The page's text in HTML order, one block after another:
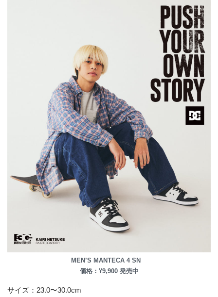
MEN’S MANTECA 4 SN
価格：¥9,900 発売中
サイズ：23.0〜30.0cm